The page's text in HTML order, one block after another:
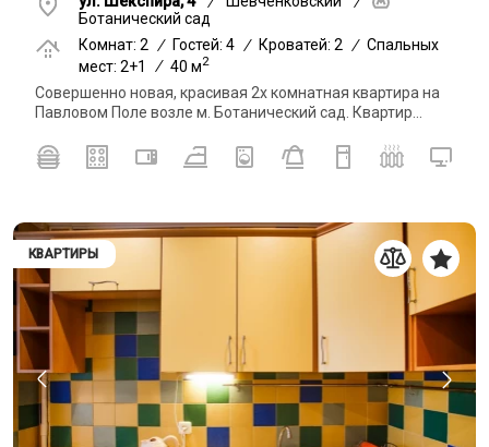
Ботанический сад
Комнат: 2
/ Гостей: 4 / Кроватей: 2 / Спальных
мест: 2+1
/ 40 м2
Совершенно новая, красивая 2х комнатная квартира на
Павловом Поле возле м. Ботанический сад. Квартир...
КВАРТИРЫ